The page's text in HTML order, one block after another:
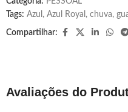
Tags: Azul , Azul Royal , chuva,
Compartilhar:
Avaliações do